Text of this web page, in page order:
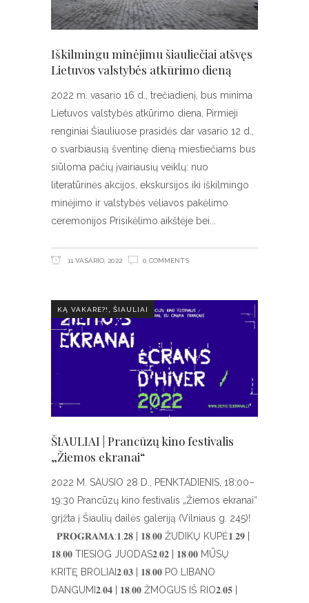
Iškilmingu minėjimu šiauliečiai atšvęs
Lietuvos valstybės atkūrimo dieną
2022 m. vasario 16 d., trečiadienį, bus minima
Lietuvos valstybės atkūrimo diena. Pirmieji
renginiai Šiauliuose prasidės dar vasario 12 d.,
o svarbiausią šventinę dieną miestiečiams bus
siūloma pačių įvairiausių veiklų: nuo
literatūrinės akcijos, ekskursijos iki iškilmingo
minėjimo ir valstybės vėliavos pakėlimo
ceremonijos Prisikėlimo aikštėje bei
11 VASARIO, 2022 0 COMMENTS
KĄ VAKARE?! ŠIAULIAI
ŠIAULIAI | Prancūzų kino festivalis
„Žiemos ekranai“
2022 M. SAUSIO 28 D., PENKTADIENIS, 18:00–
19:30 Prancūzų kino festivalis „Žiemos ekranai“
grįžta į Šiaulių dailės galeriją (Vilniaus g. 245)!
𝐏𝐑𝐎𝐆𝐑𝐀𝐌𝐀:𝟏.𝟐𝟖 | 𝟏𝟖.𝟎𝟎 ŽUDIKŲ KUPĖ𝟏.𝟐𝟗 |
𝟏𝟖.𝟎𝟎 TIESIOG JUODAS𝟐.𝟎𝟐 | 𝟏𝟖.𝟎𝟎 MŪSŲ
KRITĘ BROLIAI𝟐.𝟎𝟑 | 𝟏𝟖.𝟎𝟎 PO LIBANO
DANGUMI𝟐.𝟎𝟒 | 𝟏𝟖.𝟎𝟎 ŽMOGUS IŠ RIO𝟐.𝟎𝟓 |